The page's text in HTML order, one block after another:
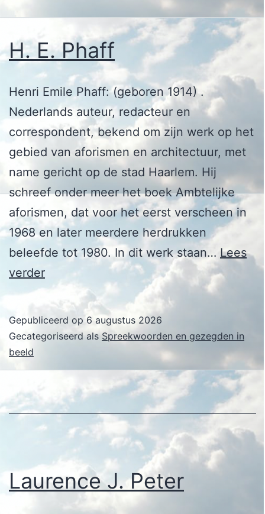
H. E. Phaff
Henri Emile Phaff: (geboren 1914) .
Nederlands auteur, redacteur en
correspondent, bekend om zijn werk op het
gebied van aforismen en architectuur, met
name gericht op de stad Haarlem. Hij
schreef onder meer het boek Ambtelijke
aforismen, dat voor het eerst verscheen in
1968 en later meerdere herdrukken
beleefde tot 1980. In dit werk staan… Lees
verderH.
E.
Phaff
Gepubliceerd op 6 augustus 2026
Gecategoriseerd alsSpreekwoorden en gezegden in
beeld
Laurence J. Peter